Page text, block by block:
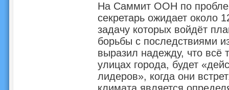
На Саммит ООН по
секретарь ожидает около
задачу которых войдёт
борьбы с последствиями
выразил надежду, что всё
улицах города, будет
лидеров», когда они